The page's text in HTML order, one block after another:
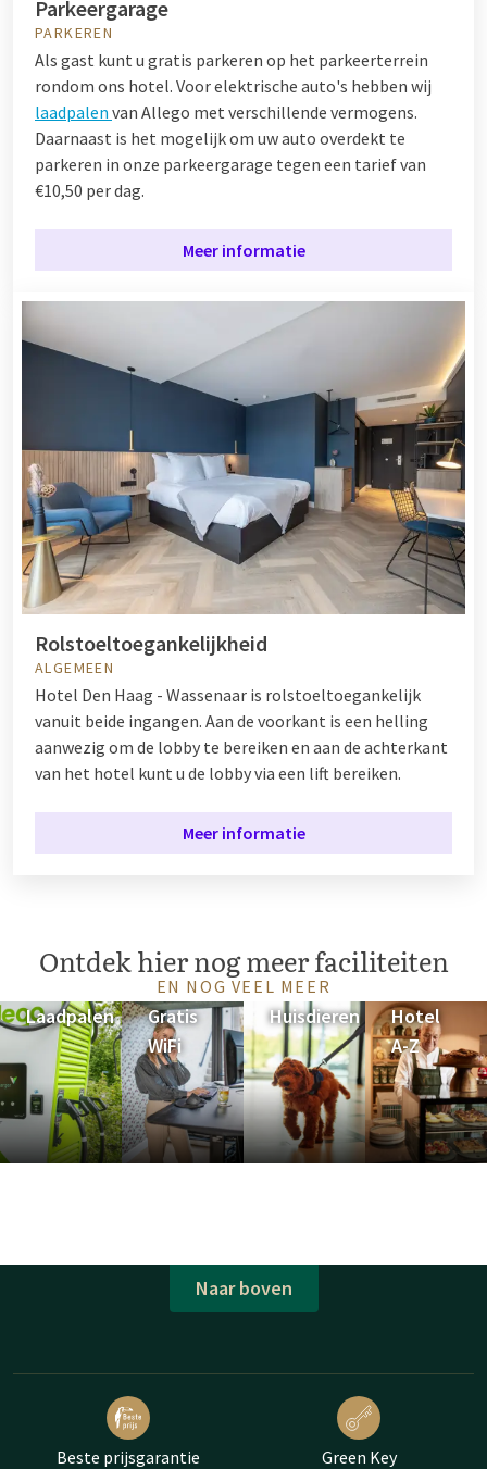
Parkeergarage
PARKEREN
Als gast kunt u gratis parkeren op het parkeerterrein
rondom ons hotel. Voor elektrische auto's hebben wij
laadpalen van Allego met verschillende vermogens.
Daarnaast is het mogelijk om uw auto overdekt te
parkeren in onze parkeergarage tegen een tarief van
€10,50 per dag.
Meer informatie
Rolstoeltoegankelijkheid
ALGEMEEN
Hotel Den Haag - Wassenaar is rolstoeltoegankelijk
vanuit beide ingangen. Aan de voorkant is een helling
aanwezig om de lobby te bereiken en aan de achterkant
van het hotel kunt u de lobby via een lift bereiken.
Meer informatie
Ontdek hier nog meer faciliteiten
EN NOG VEEL MEER
Laadpalen
Gratis
WiFi
Huisdieren
Hotel
A-Z
Naar boven
Beste prijsgarantie Green Key